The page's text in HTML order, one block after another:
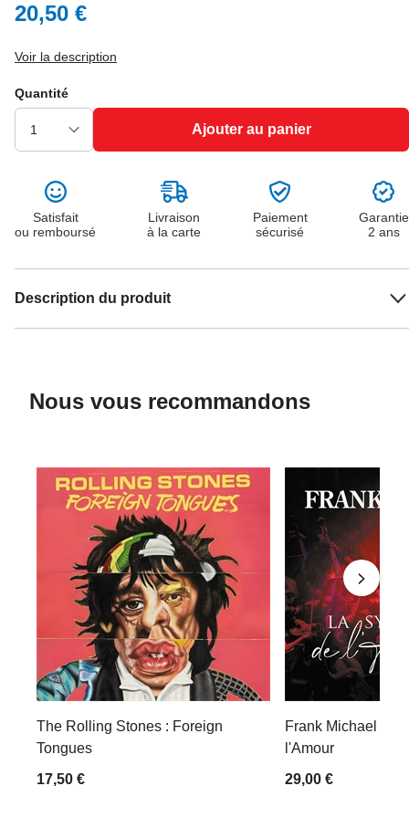
20,50 €
Voir la description
Quantité
Ajouter au panier
Satisfait
ou remboursé
Livraison
à la carte
Paiement
sécurisé
Garantie
2 ans
Description du produit
Nous vous recommandons
The Rolling Stones : Foreign
Tongues
17,50 €
Frank Michael :
l'Amour
29,00 €